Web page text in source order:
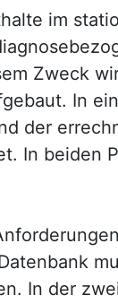
im
Zweck
In
der
In beiden
In der